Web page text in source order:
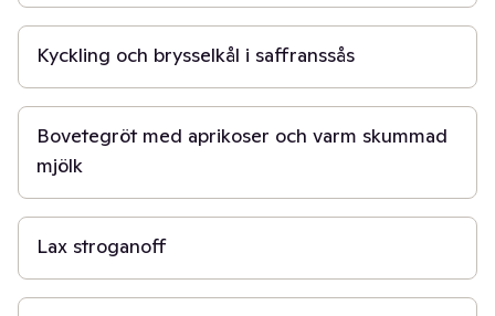
40 min
Kyckling och brysselkål i saffranssås
30 min
Bovetegröt med aprikoser och varm skummad
mjölk
20 min
Lax stroganoff
15 min